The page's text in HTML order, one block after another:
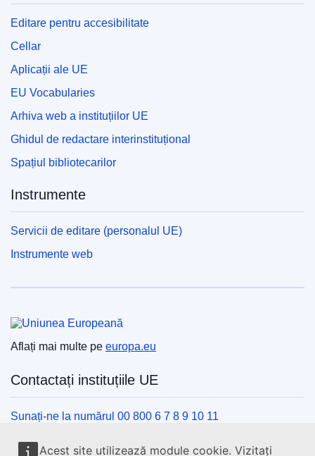
Acest site utilizează module cookie. Vizitați
Editare pentru accesibilitate
Cellar
Aplicații ale UE
EU Vocabularies
Arhiva web a instituțiilor UE
Ghidul de redactare interinstituțional
Spațiul bibliotecarilor
Instrumente
Servicii de editare (personalul UE)
Instrumente web
Aflați mai multe pe europa.eu
Contactați instituțiile UE
Sunați-ne la numărul 00 800 6 7 8 9 10 11
Utilizați alte opțiuni telefonice